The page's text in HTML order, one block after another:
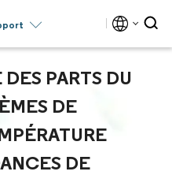
PARTS DU
DE
DE